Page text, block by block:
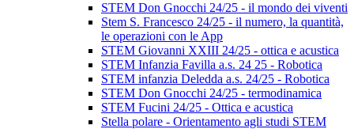
STEM Don Gnocchi 24/25 - il mondo dei viventi
Stem S. Francesco 24/25 - il numero, la quantità,
le operazioni con le App
STEM Giovanni XXIII 24/25 - ottica e acustica
STEM Infanzia Favilla a.s. 24 25 - Robotica
STEM infanzia Deledda a.s. 24/25 - Robotica
STEM Don Gnocchi 24/25 - termodinamica
STEM Fucini 24/25 - Ottica e acustica
Stella polare - Orientamento agli studi STEM